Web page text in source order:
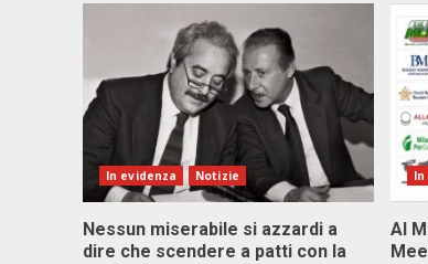
In evidenza Notizie
Nessun miserabile si azzardi a
dire che scendere a patti con la
Al